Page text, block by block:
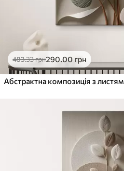
483.33грн290.00 грн
Абстрактна композиція з листям